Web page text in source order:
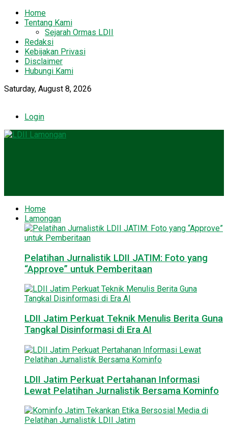
Home
Tentang Kami
Sejarah Ormas LDII
Redaksi
Kebijakan Privasi
Disclaimer
Hubungi Kami
Saturday, August 8, 2026
Login
Home
Lamongan
Pelatihan Jurnalistik LDII JATIM: Foto yang
“Approve” untuk Pemberitaan
LDII Jatim Perkuat Teknik Menulis Berita Guna
Tangkal Disinformasi di Era AI
LDII Jatim Perkuat Pertahanan Informasi
Lewat Pelatihan Jurnalistik Bersama Kominfo